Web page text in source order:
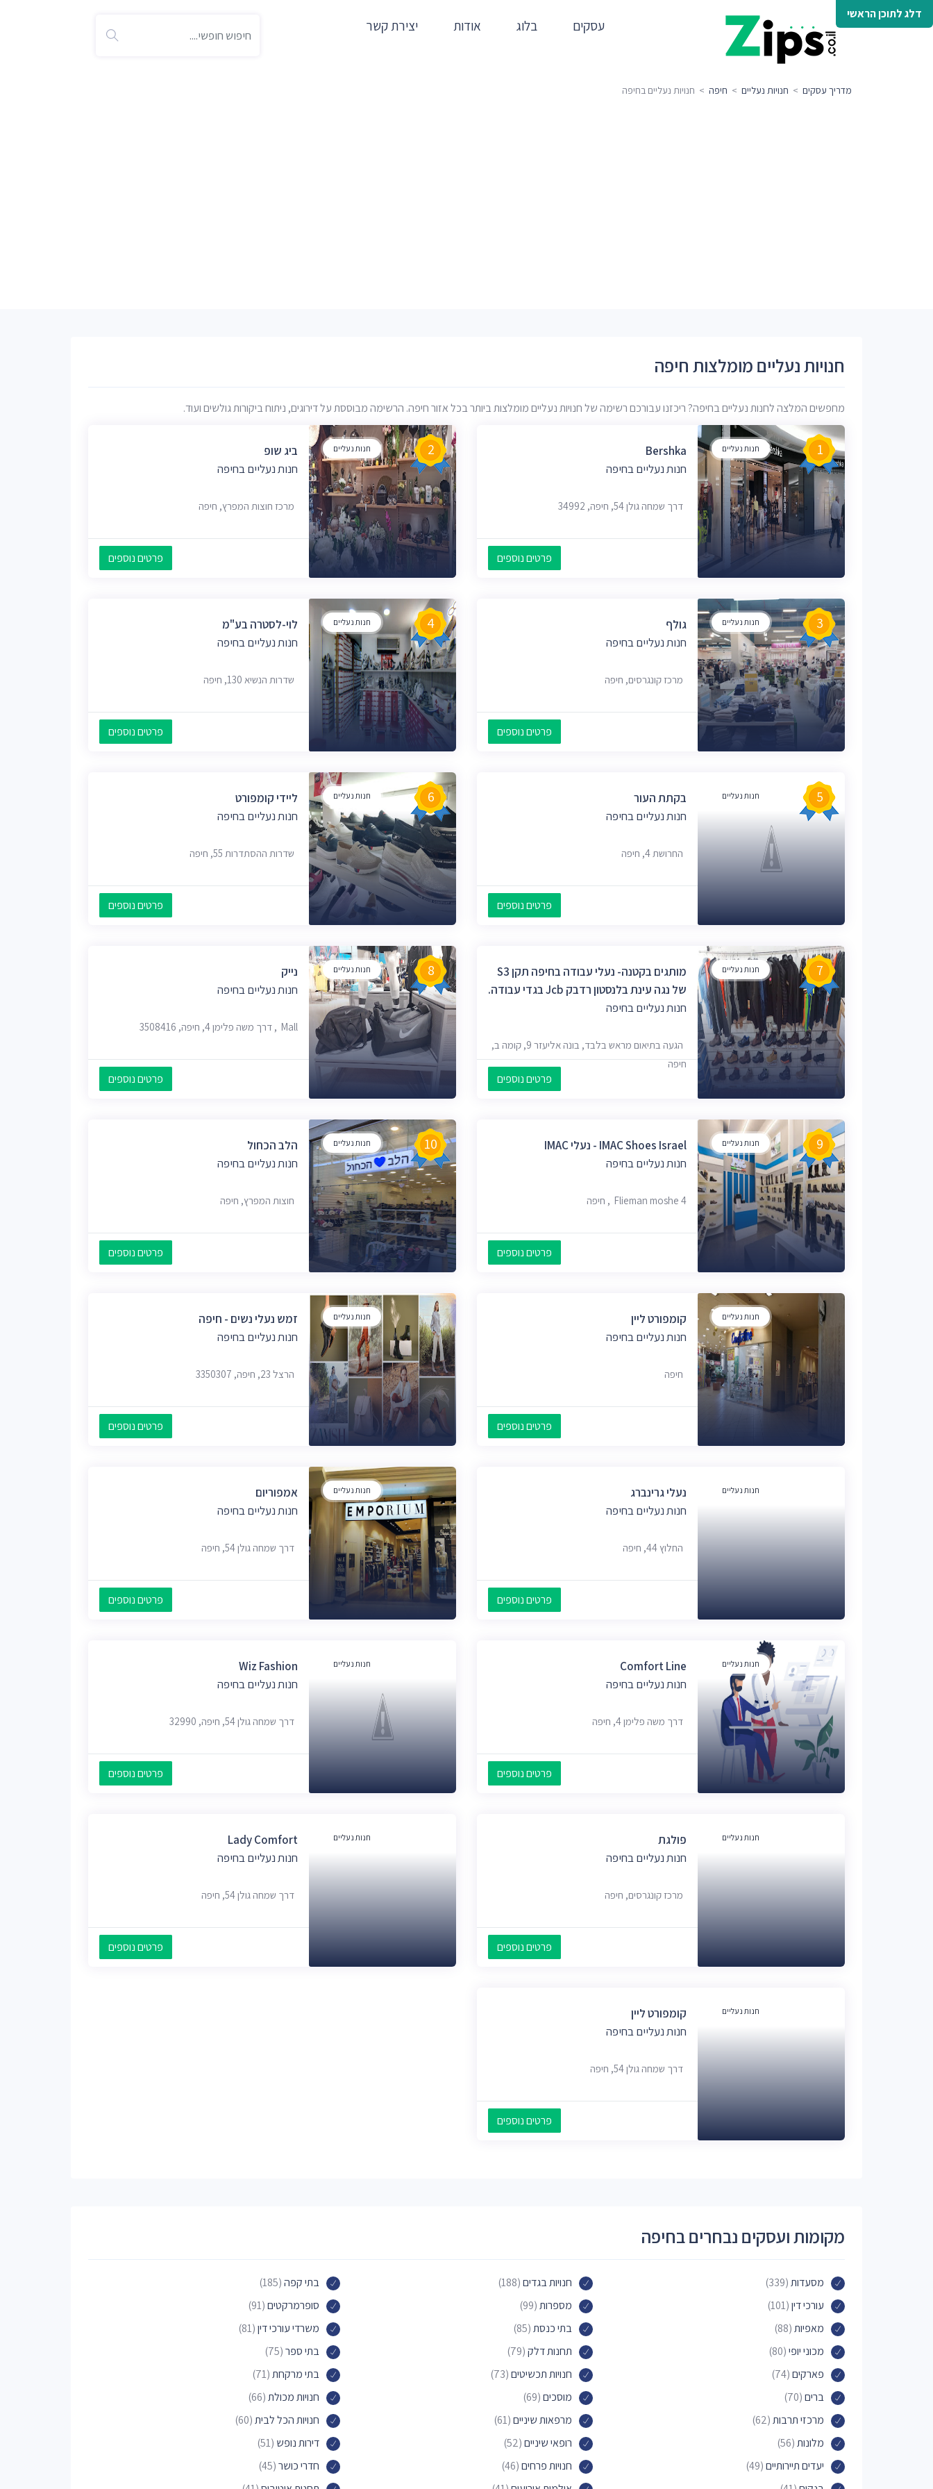
דלג לתוכן הראשי
עסקים בלוג אודות יצירת קשר
מדריך עסקים > חנויות נעליים > חיפה > חנויות נעליים בחיפה
חנויות נעליים מומלצות חיפה
מחפשים המלצה לחנות נעליים בחיפה? ריכזנו עבורכם רשימה של חנויות נעליים מומלצות ביותר בכל אזור חיפה. הרשימה מבוססת על דירוגים, ניתוח ביקורות גולשים ועוד.
חנות נעליים 1
Bershka
חנות נעליים בחיפה
דרך שמחה גולן 54, חיפה, 34992
פרטים נוספים
חנות נעליים 2
ביג שופ
חנות נעליים בחיפה
מרכז חוצות המפרץ, חיפה
פרטים נוספים
חנות נעליים 3
גולף
חנות נעליים בחיפה
מרכז קונגרסים, חיפה
פרטים נוספים
חנות נעליים 4
לוי-לסטרה בע"מ
חנות נעליים בחיפה
שדרות הנשיא 130, חיפה
פרטים נוספים
חנות נעליים 5
בקתת העור
חנות נעליים בחיפה
החרושת 4, חיפה
פרטים נוספים
חנות נעליים 6
ליידי קומפורט
חנות נעליים בחיפה
שדרות ההסתדרות 55, חיפה
פרטים נוספים
חנות נעליים 7
מותגים בקטנה- נעלי עבודה בחיפה תקן S3
של נגה עינת בלנסטון רדבק Jcb בגדי עבודה.
חנות נעליים בחיפה
הגעה בתיאום מראש בלבד, בונה אליעזר 9, קומה ב,
חיפה
פרטים נוספים
חנות נעליים 8
נייק
חנות נעליים בחיפה
Mall, דרך משה פלימן 4, חיפה, 3508416
פרטים נוספים
חנות נעליים 9
IMAC Shoes Israel - נעלי IMAC
חנות נעליים בחיפה
Flieman moshe 4, חיפה
פרטים נוספים
חנות נעליים 10
הלב הכחול
חנות נעליים בחיפה
חוצות המפרץ, חיפה
פרטים נוספים
חנות נעליים
קומפורט ליין
חנות נעליים בחיפה
חיפה
פרטים נוספים
חנות נעליים
זמש נעלי נשים - חיפה
חנות נעליים בחיפה
הרצל 23, חיפה, 3350307
פרטים נוספים
חנות נעליים
נעלי גרינברג
חנות נעליים בחיפה
החלוץ 44, חיפה
פרטים נוספים
חנות נעליים
אמפוריום
חנות נעליים בחיפה
דרך שמחה גולן 54, חיפה
פרטים נוספים
חנות נעליים
Comfort Line
חנות נעליים בחיפה
דרך משה פלימן 4, חיפה
פרטים נוספים
חנות נעליים
Wiz Fashion
חנות נעליים בחיפה
דרך שמחה גולן 54, חיפה, 32990
פרטים נוספים
חנות נעליים
פולגת
חנות נעליים בחיפה
מרכז קונגרסים, חיפה
פרטים נוספים
חנות נעליים
Lady Comfort
חנות נעליים בחיפה
דרך שמחה גולן 54, חיפה
פרטים נוספים
חנות נעליים
קומפורט ליין
חנות נעליים בחיפה
דרך שמחה גולן 54, חיפה
פרטים נוספים
מקומות ועסקים נבחרים בחיפה
מסעדות(339) חנויות בגדים(188) בתי קפה(185)
עורכי דין(101) מספרות(99) סופרמרקטים(91)
מאפיות(88) בתי כנסת(85) משרדי עורכי דין(81)
מכוני יופי(80) תחנות דלק(79) בתי ספר(75)
פארקים(74) חנויות תכשיטים(73) בתי מרקחת(71)
ברים(70) מוסכים(69) חנויות מכולת(66)
מרכזי תרבות(62) מרפאות שיניים(61) חנויות הכל לבית(60)
מלונות(56) רופאי שיניים(52) דירות נופש (51)
יעדים תיירותיים(49) חנויות פרחים(46) חדרי כושר(45)